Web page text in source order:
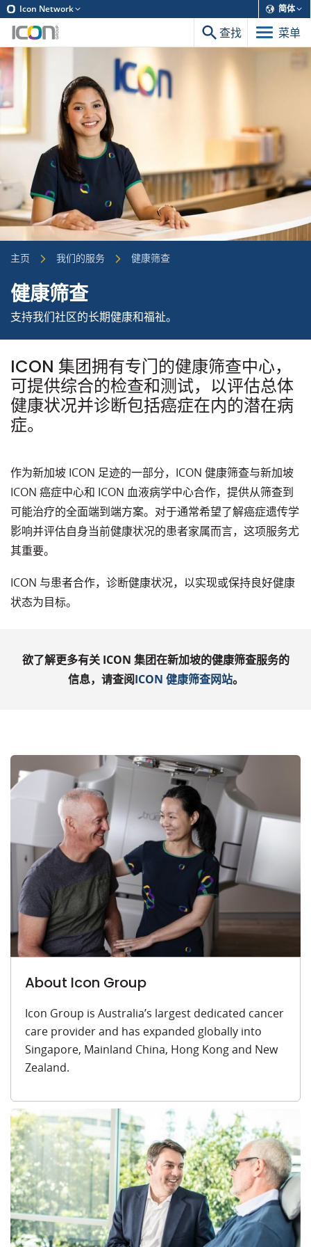
Icon Network 简体
查找 菜单
主页 我们的服务 健康筛查
健康筛查
支持我们社区的长期健康和福祉。
ICON 集团拥有专门的健康筛查中心，
可提供综合的检查和测试，以评估总体
健康状况并诊断包括癌症在内的潜在病
症。
作为新加坡 ICON 足迹的一部分，ICON 健康筛查与新加坡
ICON 癌症中心和 ICON 血液病学中心合作，提供从筛查到
可能治疗的全面端到端方案。对于通常希望了解癌症遗传学
影响并评估自身当前健康状况的患者家属而言，这项服务尤
其重要。
ICON 与患者合作，诊断健康状况，以实现或保持良好健康
状态为目标。
欲了解更多有关ICON 集团在新加坡的健康筛查服务的
信息，请查阅ICON 健康筛查网站。
About Icon Group
Icon Group is Australia’s largest dedicated cancer
care provider and has expanded globally into
Singapore, Mainland China, Hong Kong and New
Zealand.